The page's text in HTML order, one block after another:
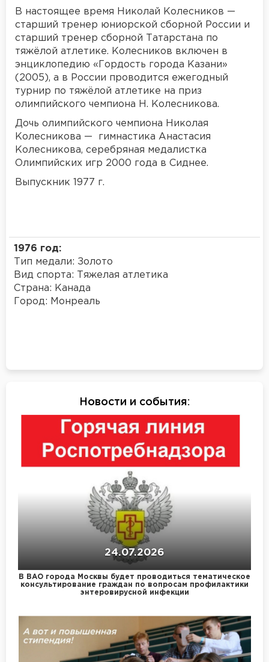
В настоящее время Николай Колесников —
старший тренер юниорской сборной России и
старший тренер сборной Татарстана по
тяжёлой атлетике. Колесников включен в
энциклопедию «Гордость города Казани»
(2005), а в России проводится ежегодный
турнир по тяжёлой атлетике на приз
олимпийского чемпиона Н. Колесникова.
Дочь олимпийского чемпиона Николая
Колесникова — гимнастика Анастасия
Колесникова, серебряная медалистка
Олимпийских игр 2000 года в Сиднее.
Выпускник 1977 г.
1976 год:
Тип медали: Золото
Вид спорта: Тяжелая атлетика
Страна: Канада
Город: Монреаль
Новости и события:
24.07.2026
В ВАО города Москвы будет проводиться тематическое
консультирование граждан по вопросам профилактики
энтеровирусной инфекции